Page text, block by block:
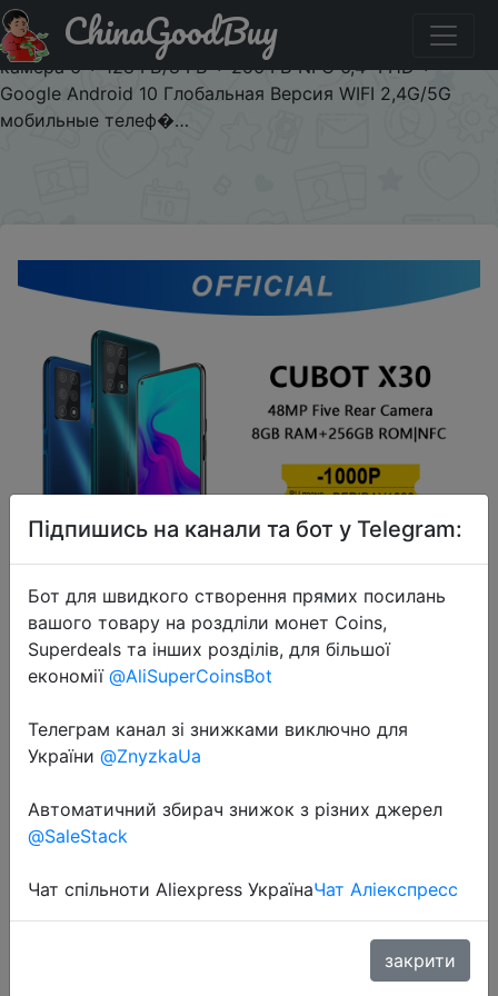
Промокод на знижку ALIEXPRESSBF9 Cubot X30
смартфон 5 камер 48MP пять камер 32MP Фронтальная
камера 6 + 128 ГБ/8 ГБ + 256 ГБ NFC 6,4 "FHD +
Google Android 10 Глобальная Версия WIFI 2,4G/5G
мобильные телеф�…
ChinaGoodBuy
Cubot X30 смартфон 5 камер
48MP пять камер 32MP
Фронтальная камера 6 + 128 ГБ/8
ГБ + 256 ГБ NFC 6,4 "FHD + Google
WIFI 2,4G/5G мобильные телеф�…
Підпишись на канали та бот у Telegram:
Бот для швидкого створення прямих посилань
вашого товару на роздліли монет Coins,
Superdeals та інших розділів, для більшої
економії @AliSuperCoinsBot
Телеграм канал зі знижками виключно для
України @ZnyzkaUa
Автоматичний збирач знижок з різних джерел
@SaleStack
Чат спільноти Aliexpress УкраїнаЧат Аліекспресс
закрити